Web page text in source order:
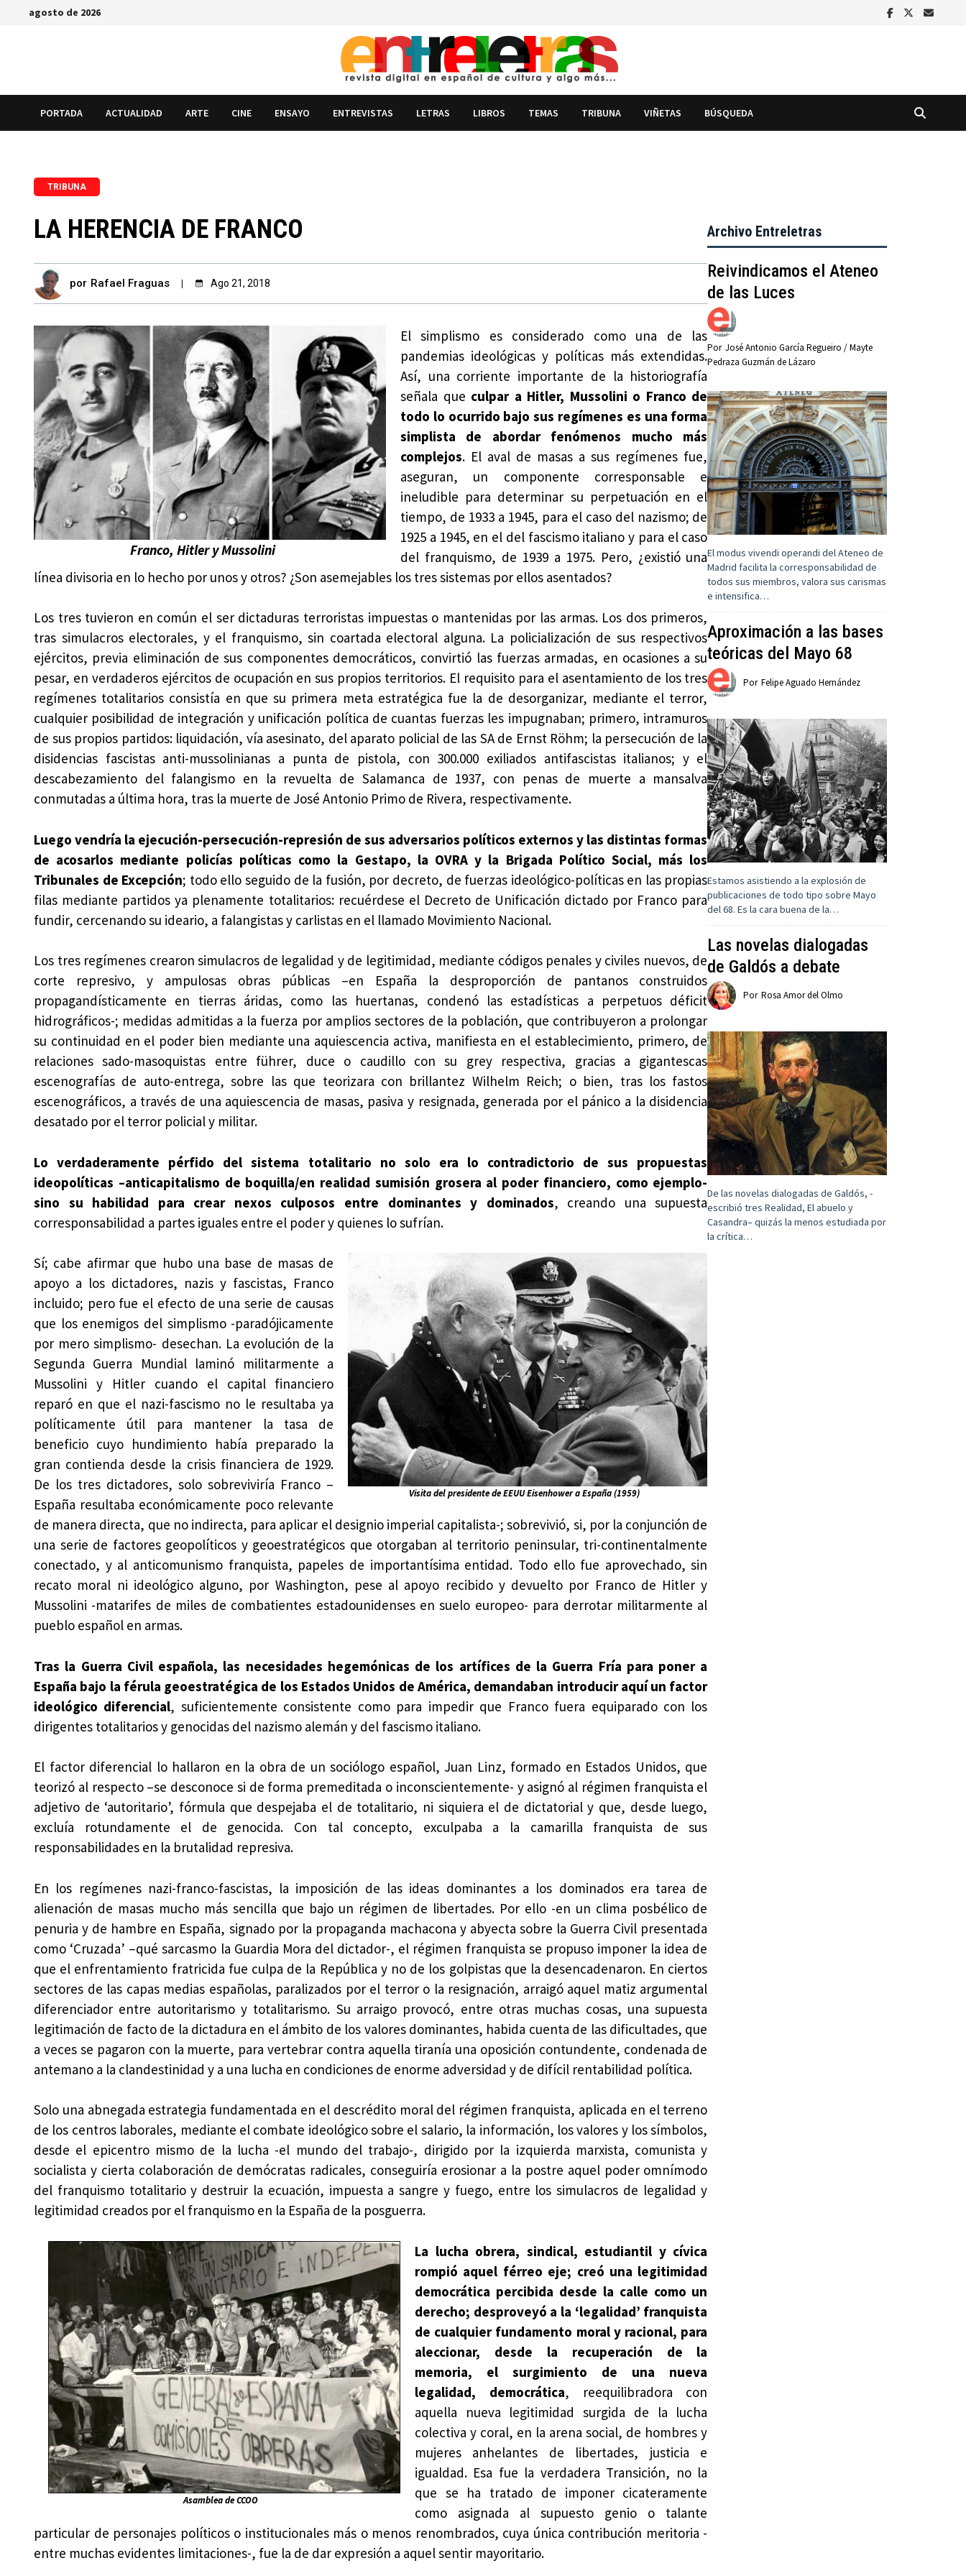
Saltaragosto de 2026
PORTADA ACTUALIDAD ARTE CINE ENSAYO ENTREVISTAS LETRAS LIBROS TEMAS TRIBUNA VIÑETAS BÚSQUEDA
TRIBUNA
LA HERENCIA DE FRANCO
por Rafael Fraguas Ago 21, 2018
Franco, Hitler y Mussolini
El simplismo es considerado como una de las
pandemias ideológicas y políticas más extendidas.
Así, una corriente importante de la historiografía
señala que culpar a Hitler, Mussolini o Franco de
todo lo ocurrido bajo sus regímenes es una forma
simplista de abordar fenómenos mucho más
complejos. El aval de masas a sus regímenes fue,
aseguran, un componente corresponsable e
ineludible para determinar su perpetuación en el
tiempo, de 1933 a 1945, para el caso del nazismo; de
1925 a 1945, en el del fascismo italiano y para el caso
del franquismo, de 1939 a 1975. Pero, ¿existió una
línea divisoria en lo hecho por unos y otros? ¿Son asemejables los tres sistemas por ellos asentados?
Los tres tuvieron en común el ser dictaduras terroristas impuestas o mantenidas por las armas. Los dos primeros,
tras simulacros electorales, y el franquismo, sin coartada electoral alguna. La policialización de sus respectivos
ejércitos, previa eliminación de sus componentes democráticos, convirtió las fuerzas armadas, en ocasiones a su
pesar, en verdaderos ejércitos de ocupación en sus propios territorios. El requisito para el asentamiento de los tres
regímenes totalitarios consistía en que su primera meta estratégica fue la de desorganizar, mediante el terror,
cualquier posibilidad de integración y unificación política de cuantas fuerzas les impugnaban; primero, intramuros
de sus propios partidos: liquidación, vía asesinato, del aparato policial de las SA de Ernst Röhm; la persecución de la
disidencias fascistas anti-mussolinianas a punta de pistola, con 300.000 exiliados antifascistas italianos; y el
descabezamiento del falangismo en la revuelta de Salamanca de 1937, con penas de muerte a mansalva
conmutadas a última hora, tras la muerte de José Antonio Primo de Rivera, respectivamente.
Luego vendría la ejecución-persecución-represión de sus adversarios políticos externos y las distintas formas
de acosarlos mediante policías políticas como la Gestapo, la OVRA y la Brigada Político Social, más los
Tribunales de Excepción; todo ello seguido de la fusión, por decreto, de fuerzas ideológico-políticas en las propias
filas mediante partidos ya plenamente totalitarios: recuérdese el Decreto de Unificación dictado por Franco para
fundir, cercenando su ideario, a falangistas y carlistas en el llamado Movimiento Nacional.
Los tres regímenes crearon simulacros de legalidad y de legitimidad, mediante códigos penales y civiles nuevos, de
corte represivo, y ampulosas obras públicas –en España la desproporción de pantanos construidos
propagandísticamente en tierras áridas, como las huertanas, condenó las estadísticas a perpetuos déficit
hidrográficos-; medidas admitidas a la fuerza por amplios sectores de la población, que contribuyeron a prolongar
su continuidad en el poder bien mediante una aquiescencia activa, manifiesta en el establecimiento, primero, de
relaciones sado-masoquistas entre führer, duce o caudillo con su grey respectiva, gracias a gigantescas
escenografías de auto-entrega, sobre las que teorizara con brillantez Wilhelm Reich; o bien, tras los fastos
escenográficos, a través de una aquiescencia de masas, pasiva y resignada, generada por el pánico a la disidencia
desatado por el terror policial y militar.
Lo verdaderamente pérfido del sistema totalitario no solo era lo contradictorio de sus propuestas
ideopolíticas –anticapitalismo de boquilla/en realidad sumisión grosera al poder financiero, como ejemplo-
sino su habilidad para crear nexos culposos entre dominantes y dominados, creando una supuesta
corresponsabilidad a partes iguales entre el poder y quienes lo sufrían.
Visita del presidente de EEUU Eisenhower a España (1959)
Sí; cabe afirmar que hubo una base de masas de
apoyo a los dictadores, nazis y fascistas, Franco
incluido; pero fue el efecto de una serie de causas
que los enemigos del simplismo -paradójicamente
por mero simplismo- desechan. La evolución de la
Segunda Guerra Mundial laminó militarmente a
Mussolini y Hitler cuando el capital financiero
reparó en que el nazi-fascismo no le resultaba ya
políticamente útil para mantener la tasa de
beneficio cuyo hundimiento había preparado la
gran contienda desde la crisis financiera de 1929.
De los tres dictadores, solo sobreviviría Franco –
España resultaba económicamente poco relevante
de manera directa, que no indirecta, para aplicar el designio imperial capitalista-; sobrevivió, si, por la conjunción de
una serie de factores geopolíticos y geoestratégicos que otorgaban al territorio peninsular, tri-continentalmente
conectado, y al anticomunismo franquista, papeles de importantísima entidad. Todo ello fue aprovechado, sin
recato moral ni ideológico alguno, por Washington, pese al apoyo recibido y devuelto por Franco de Hitler y
Mussolini -matarifes de miles de combatientes estadounidenses en suelo europeo- para derrotar militarmente al
pueblo español en armas.
Tras la Guerra Civil española, las necesidades hegemónicas de los artífices de la Guerra Fría para poner a
España bajo la férula geoestratégica de los Estados Unidos de América, demandaban introducir aquí un factor
ideológico diferencial, suficientemente consistente como para impedir que Franco fuera equiparado con los
dirigentes totalitarios y genocidas del nazismo alemán y del fascismo italiano.
El factor diferencial lo hallaron en la obra de un sociólogo español, Juan Linz, formado en Estados Unidos, que
teorizó al respecto –se desconoce si de forma premeditada o inconscientemente- y asignó al régimen franquista el
adjetivo de ‘autoritario’, fórmula que despejaba el de totalitario, ni siquiera el de dictatorial y que, desde luego,
excluía rotundamente el de genocida. Con tal concepto, exculpaba a la camarilla franquista de sus
responsabilidades en la brutalidad represiva.
En los regímenes nazi-franco-fascistas, la imposición de las ideas dominantes a los dominados era tarea de
alienación de masas mucho más sencilla que bajo un régimen de libertades. Por ello -en un clima posbélico de
penuria y de hambre en España, signado por la propaganda machacona y abyecta sobre la Guerra Civil presentada
como ‘Cruzada’ –qué sarcasmo la Guardia Mora del dictador-, el régimen franquista se propuso imponer la idea de
que el enfrentamiento fratricida fue culpa de la República y no de los golpistas que la desencadenaron. En ciertos
sectores de las capas medias españolas, paralizados por el terror o la resignación, arraigó aquel matiz argumental
diferenciador entre autoritarismo y totalitarismo. Su arraigo provocó, entre otras muchas cosas, una supuesta
legitimación de facto de la dictadura en el ámbito de los valores dominantes, habida cuenta de las dificultades, que
a veces se pagaron con la muerte, para vertebrar contra aquella tiranía una oposición contundente, condenada de
antemano a la clandestinidad y a una lucha en condiciones de enorme adversidad y de difícil rentabilidad política.
Solo una abnegada estrategia fundamentada en el descrédito moral del régimen franquista, aplicada en el terreno
de los centros laborales, mediante el combate ideológico sobre el salario, la información, los valores y los símbolos,
desde el epicentro mismo de la lucha -el mundo del trabajo-, dirigido por la izquierda marxista, comunista y
socialista y cierta colaboración de demócratas radicales, conseguiría erosionar a la postre aquel poder omnímodo
del franquismo totalitario y destruir la ecuación, impuesta a sangre y fuego, entre los simulacros de legalidad y
legitimidad creados por el franquismo en la España de la posguerra.
Asamblea de CCOO
La lucha obrera, sindical, estudiantil y cívica
rompió aquel férreo eje; creó una legitimidad
democrática percibida desde la calle como un
derecho; desproveyó a la ‘legalidad’ franquista
de cualquier fundamento moral y racional, para
aleccionar, desde la recuperación de la
memoria, el surgimiento de una nueva
legalidad, democrática, reequilibradora con
aquella nueva legitimidad surgida de la lucha
colectiva y coral, en la arena social, de hombres y
mujeres anhelantes de libertades, justicia e
igualdad. Esa fue la verdadera Transición, no la
que se ha tratado de imponer cicateramente
como asignada al supuesto genio o talante
particular de personajes políticos o institucionales más o menos renombrados, cuya única contribución meritoria -
entre muchas evidentes limitaciones-, fue la de dar expresión a aquel sentir mayoritario.
Archivo Entreletras
Reivindicamos el Ateneo
de las Luces
Por José Antonio García Regueiro / Mayte
Pedraza Guzmán de Lázaro
El modus vivendi operandi del Ateneo de
Madrid facilita la corresponsabilidad de
todos sus miembros, valora sus carismas
e intensifica…
Aproximación a las bases
teóricas del Mayo 68
Por Felipe Aguado Hernández
Estamos asistiendo a la explosión de
publicaciones de todo tipo sobre Mayo
del 68. Es la cara buena de la…
Las novelas dialogadas
de Galdós a debate
Por Rosa Amor del Olmo
De las novelas dialogadas de Galdós, -
escribió tres Realidad, El abuelo y
Casandra– quizás la menos estudiada por
la crítica…